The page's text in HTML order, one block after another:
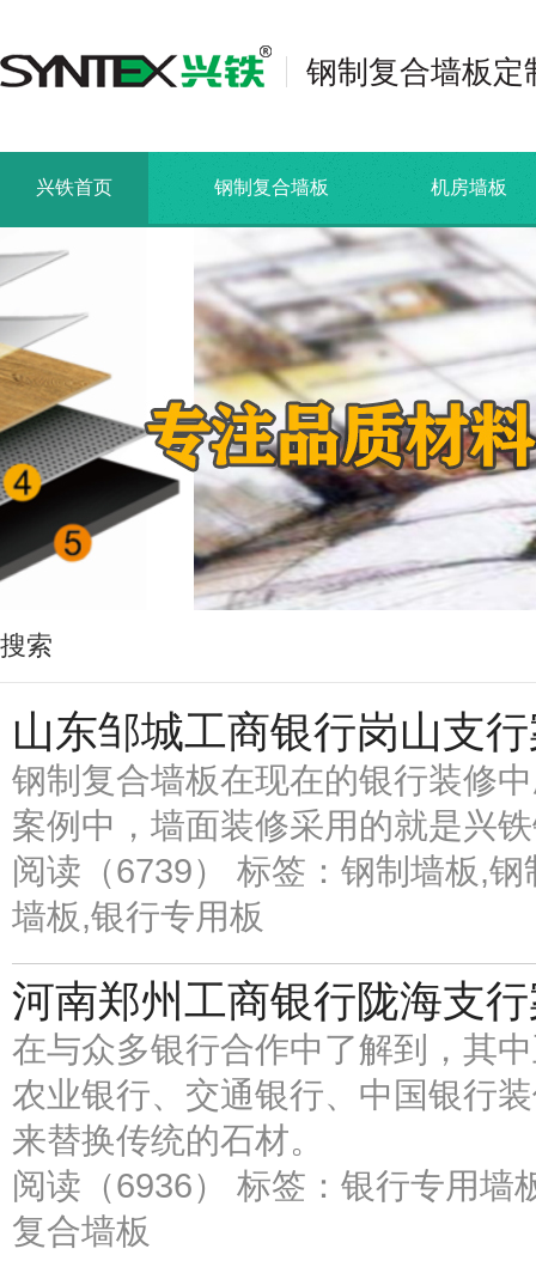
钢制复合墙板定
兴铁首页 钢制复合墙板 机房墙板
搜索
山东邹城工商银行岗山支
钢制复合墙板在现在的银行装修
案例中，墙面装修采用的就是兴
阅读（6739） 标签：钢制墙板,
墙板,银行专用板
河南郑州工商银行陇海支
在与众多银行合作中了解到，其
农业银行、交通银行、中国银行
来替换传统的石材。
阅读（6936） 标签：银行专用墙
复合墙板